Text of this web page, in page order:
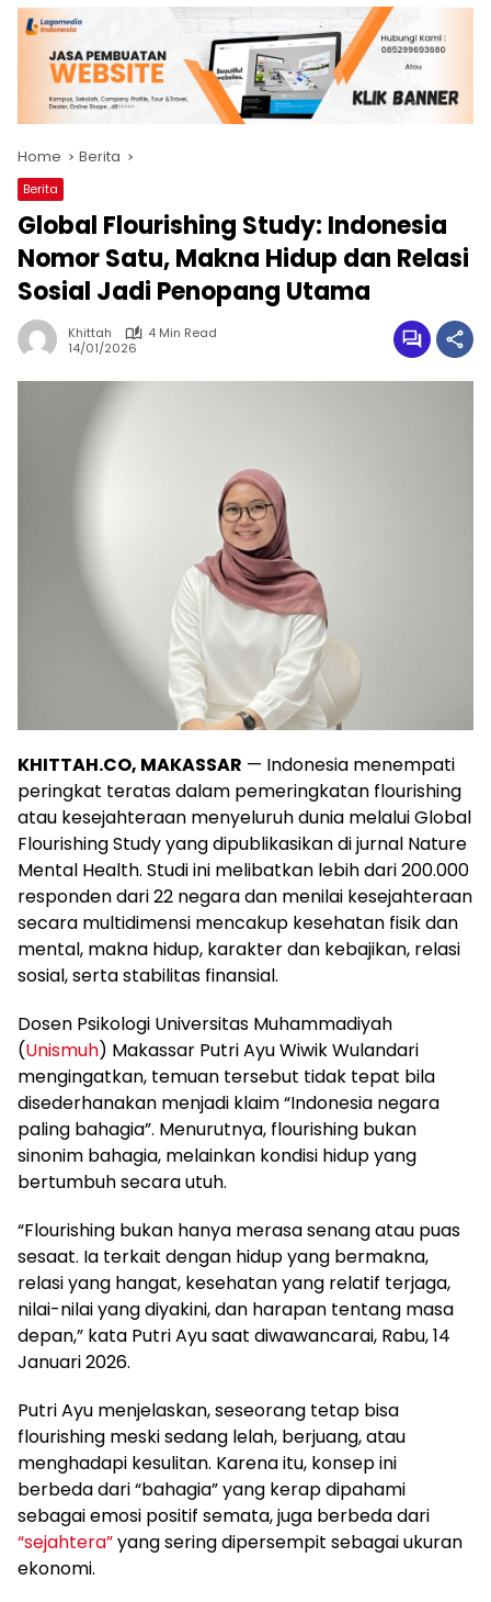
Home Berita
Berita
Global Flourishing Study: Indonesia
Nomor Satu, Makna Hidup dan Relasi
Sosial Jadi Penopang Utama
Khittah
4 Min Read
14/01/2026
KHITTAH.CO, MAKASSAR — Indonesia menempati
peringkat teratas dalam pemeringkatan flourishing
atau kesejahteraan menyeluruh dunia melalui Global
Flourishing Study yang dipublikasikan di jurnal Nature
Mental Health. Studi ini melibatkan lebih dari 200.000
responden dari 22 negara dan menilai kesejahteraan
secara multidimensi mencakup kesehatan fisik dan
mental, makna hidup, karakter dan kebajikan, relasi
sosial, serta stabilitas finansial.
Dosen Psikologi Universitas Muhammadiyah
(Unismuh) Makassar Putri Ayu Wiwik Wulandari
mengingatkan, temuan tersebut tidak tepat bila
disederhanakan menjadi klaim “Indonesia negara
paling bahagia”. Menurutnya, flourishing bukan
sinonim bahagia, melainkan kondisi hidup yang
bertumbuh secara utuh.
“Flourishing bukan hanya merasa senang atau puas
sesaat. Ia terkait dengan hidup yang bermakna,
relasi yang hangat, kesehatan yang relatif terjaga,
nilai-nilai yang diyakini, dan harapan tentang masa
depan,” kata Putri Ayu saat diwawancarai, Rabu, 14
Januari 2026.
Putri Ayu menjelaskan, seseorang tetap bisa
flourishing meski sedang lelah, berjuang, atau
menghadapi kesulitan. Karena itu, konsep ini
berbeda dari “bahagia” yang kerap dipahami
sebagai emosi positif semata, juga berbeda dari
“sejahtera”yang sering dipersempit sebagai ukuran
ekonomi.